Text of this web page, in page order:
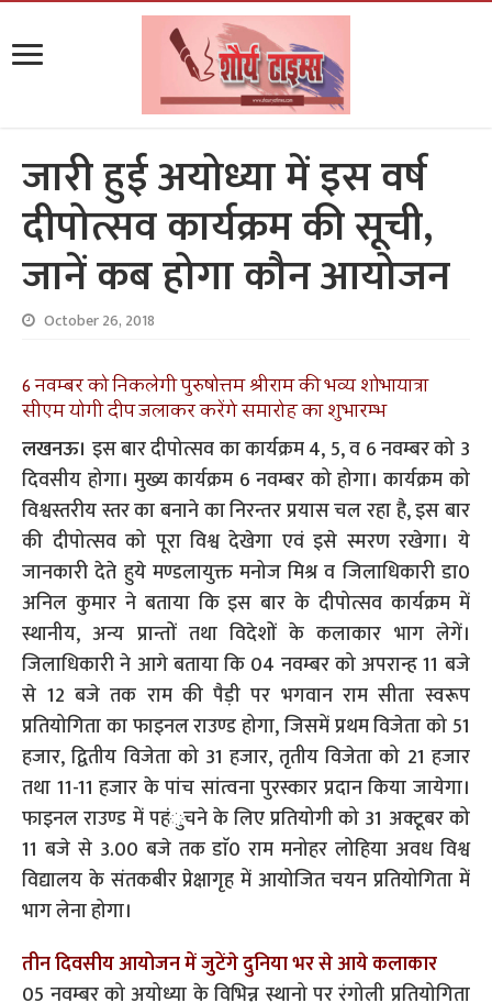
जारी हुई अयोध्या में इस वर्ष
दीपोत्सव कार्यक्रम की सूची,
जानें कब होगा कौन आयोजन
October 26, 2018
6 नवम्बर को निकलेगी पुरुषोत्तम श्रीराम की भव्य शोभायात्रा
सीएम योगी दीप जलाकर करेंगे समारोह का शुभारम्भ
लखनऊ। इस बार दीपोत्सव का कार्यक्रम 4, 5, व 6 नवम्बर को 3
दिवसीय होगा। मुख्य कार्यक्रम 6 नवम्बर को होगा। कार्यक्रम को
विश्वस्तरीय स्तर का बनाने का निरन्तर प्रयास चल रहा है, इस बार
की दीपोत्सव को पूरा विश्व देखेगा एवं इसे स्मरण रखेगा। ये
जानकारी देते हुये मण्डलायुक्त मनोज मिश्र व जिलाधिकारी डा0
अनिल कुमार ने बताया कि इस बार के दीपोत्सव कार्यक्रम में
स्थानीय, अन्य प्रान्तों तथा विदेशों के कलाकार भाग लेगें।
जिलाधिकारी ने आगे बताया कि 04 नवम्बर को अपरान्ह 11 बजे
से 12 बजे तक राम की पैड़ी पर भगवान राम सीता स्वरूप
प्रतियोगिता का फाइनल राउण्ड होगा, जिसमें प्रथम विजेता को 51
हजार, द्वितीय विजेता को 31 हजार, तृतीय विजेता को 21 हजार
तथा 11-11 हजार के पांच सांत्वना पुरस्कार प्रदान किया जायेगा।
फाइनल राउण्ड में पहंुचने के लिए प्रतियोगी को 31 अक्टूबर को
11 बजे से 3.00 बजे तक डाॅ0 राम मनोहर लोहिया अवध विश्व
विद्यालय के संतकबीर प्रेक्षागृह में आयोजित चयन प्रतियोगिता में
भाग लेना होगा।
तीन दिवसीय आयोजन में जुटेंगे दुनिया भर से आये कलाकार
05 नवम्बर को अयोध्या के विभिन्न स्थानो पर रंगोली प्रतियोगिता